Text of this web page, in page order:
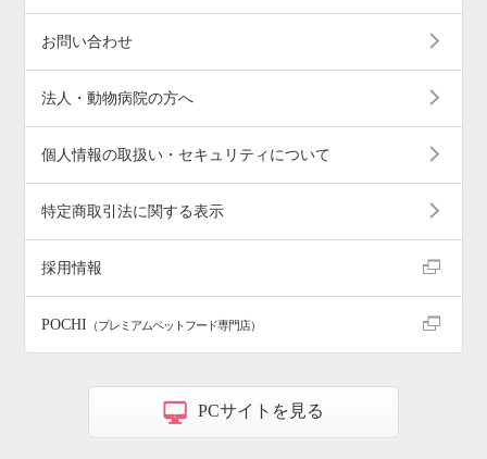
お問い合わせ
法人・動物病院の方へ
個人情報の取扱い・セキュリティについて
特定商取引法に関する表示
採用情報
POCHI （プレミアムペットフード専門店）
PCサイトを見る